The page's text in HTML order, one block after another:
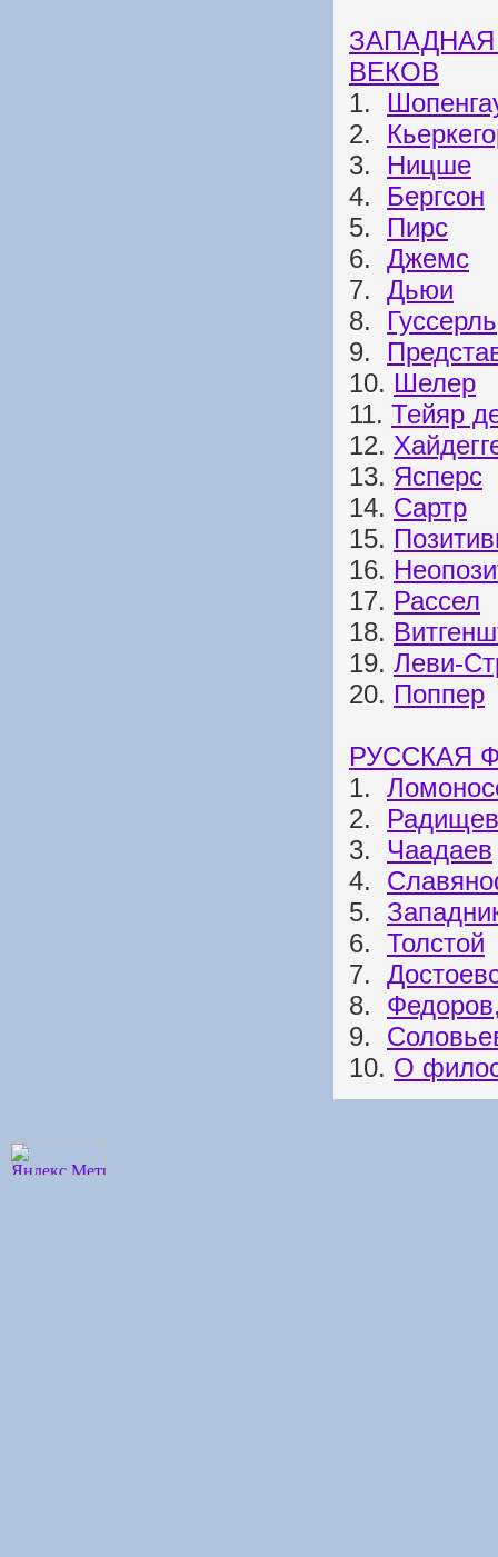
ВЕКОВ
1.
2.
3. Ницше
4. Бергсон
5. Пирс
6. Джемс
7. Дьюи
8. Гуссерль
9.
10. Шелер
11. Тейяр
12.
13. Ясперс
14. Сартр
15.
16.
17. Рассел
18.
19. Леви-
20. Поппер
РУССКАЯ
1.
2. Радищев
3. Чаадаев
4.
5.
6. Толстой
7.
8.
9.
10. О